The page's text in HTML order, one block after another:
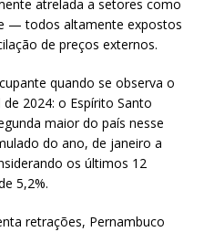
atrelada a setores como
— todos altamente expostos
de preços externos.
quando se observa o
2024: o Espírito Santo
maior do país nesse
do ano, de janeiro a
os últimos 12
5,2%.
retrações, Pernambuco